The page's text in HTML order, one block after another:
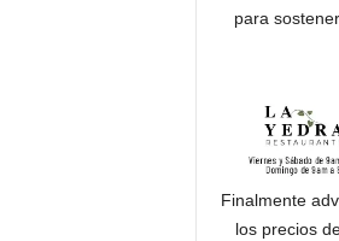
para
Finalmente
los precios